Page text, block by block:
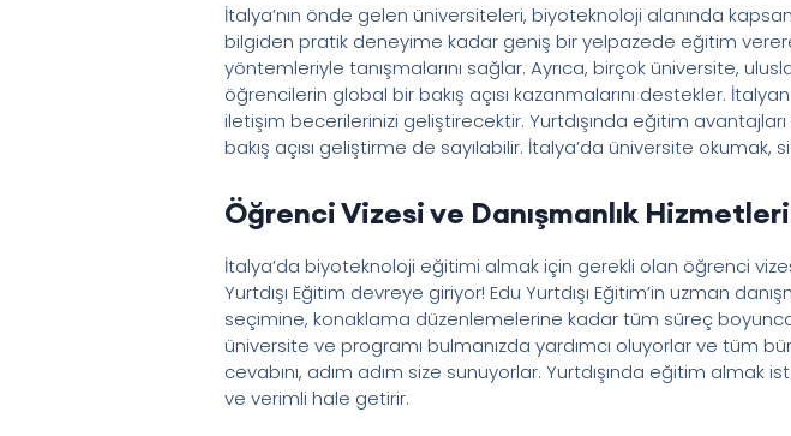
İtalya’nın önde gelen üniversiteleri, biyoteknoloji alanında
bilgiden pratik deneyime kadar geniş bir yelpazede eğitim
yöntemleriyle tanışmalarını sağlar. Ayrıca, birçok üniversite,
öğrencilerin global bir bakış açısı kazanmalarını destekler.
iletişim becerilerinizi geliştirecektir. Yurtdışında eğitim
bakış açısı geliştirme de sayılabilir. İtalya’da üniversite
Öğrenci Vizesi ve Danışmanlık
İtalya’da biyoteknoloji eğitimi almak için gerekli olan öğrenci
Yurtdışı Eğitim devreye giriyor! Edu Yurtdışı Eğitim’in uzman
seçimine, konaklama düzenlemelerine kadar tüm süreç
üniversite ve programı bulmanızda yardımcı oluyorlar ve tüm
cevabını, adım adım size sunuyorlar. Yurtdışında eğitim
ve verimli hale getirir.